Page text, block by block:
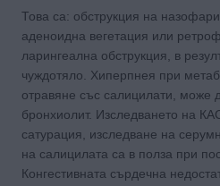
Това са: обструкция на
аденоидна вегетация или
ларингеална обструкция, в
чуждотяло. Хиперпнея при
отравяне със салицилати, може
бронхиолит. Изследването на
сатурация, изследване на
на салицилата са в полза при
Конгестивната сърдечна